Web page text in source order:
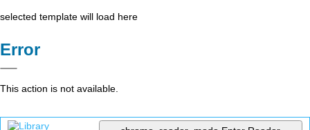
selected template will load here
Error
This action is not available.